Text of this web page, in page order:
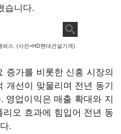
습니다.
퍼스. (사진=HD현대건설기계)
증가를 비롯한 신흥 시장의
개선이 맞물리며 전년 동기
영업이익은 매출 확대와 지
오 효과에 힘입어 전년 동
.